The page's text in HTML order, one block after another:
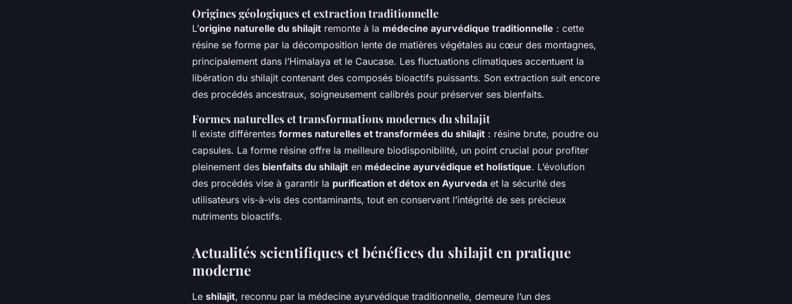
Origines géologiques et extraction traditionnelle
L’origine naturelle du shilajit remonte à la médecine ayurvédique traditionnelle : cette
résine se forme par la décomposition lente de matières végétales au cœur des montagnes,
principalement dans l’Himalaya et le Caucase. Les fluctuations climatiques accentuent la
libération du shilajit contenant des composés bioactifs puissants. Son extraction suit encore
des procédés ancestraux, soigneusement calibrés pour préserver ses bienfaits.
Formes naturelles et transformations modernes du shilajit
Il existe différentes formes naturelles et transformées du shilajit : résine brute, poudre ou
capsules. La forme résine offre la meilleure biodisponibilité, un point crucial pour profiter
pleinement des bienfaits du shilajit en médecine ayurvédique et holistique. L’évolution
des procédés vise à garantir la purification et détox en Ayurveda et la sécurité des
utilisateurs vis-à-vis des contaminants, tout en conservant l’intégrité de ses précieux
nutriments bioactifs.
Actualités scientifiques et bénéfices du shilajit en pratique
moderne
Le shilajit, reconnu par la médecine ayurvédique traditionnelle, demeure l’un des